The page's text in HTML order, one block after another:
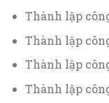
Thành lập
Thành lập
Thành lập
Thành lập